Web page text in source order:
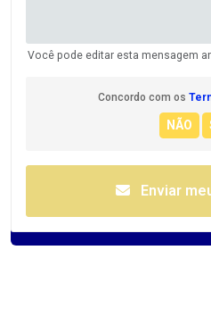
Você pode editar esta mensagem
Concordo com os
Enviar